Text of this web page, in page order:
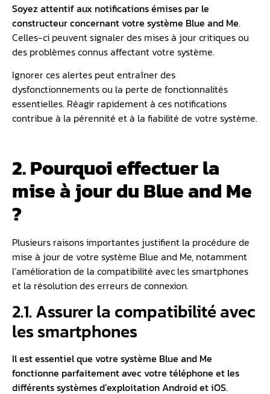
Soyez attentif aux notifications émises par le
constructeur concernant votre système Blue and Me.
Celles-ci peuvent signaler des mises à jour critiques ou
des problèmes connus affectant votre système.
Ignorer ces alertes peut entraîner des
dysfonctionnements ou la perte de fonctionnalités
essentielles. Réagir rapidement à ces notifications
contribue à la pérennité et à la fiabilité de votre système.
2. Pourquoi effectuer la
mise à jour du Blue and Me
?
Plusieurs raisons importantes justifient la procédure de
mise à jour de votre système Blue and Me, notamment
l’amélioration de la compatibilité avec les smartphones
et la résolution des erreurs de connexion.
2.1. Assurer la compatibilité avec
les smartphones
Il est essentiel que votre système Blue and Me
fonctionne parfaitement avec votre téléphone et les
différents systèmes d’exploitation Android et iOS.